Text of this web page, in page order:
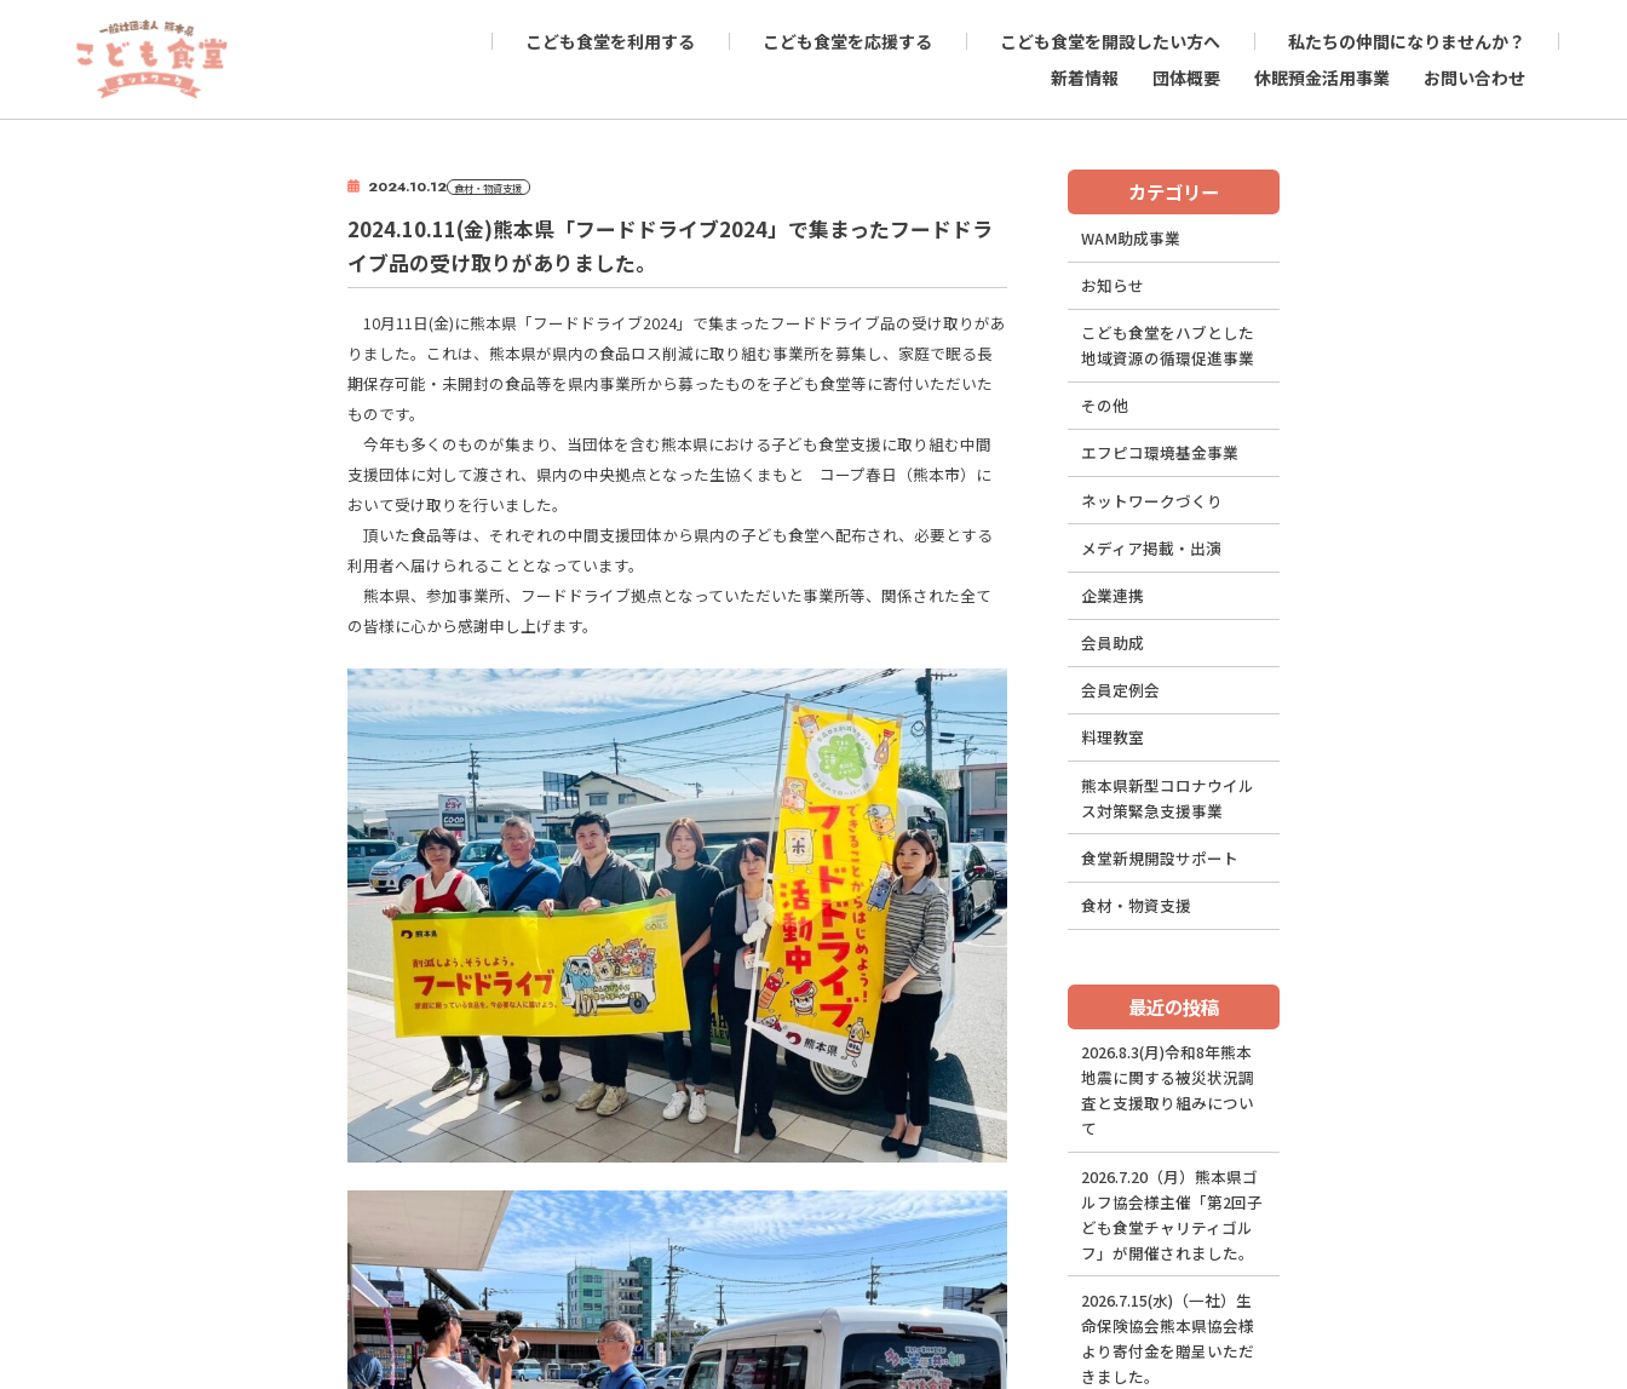
こども食堂を利用する こども食堂を応援する こども食堂を開設したい方へ
私たちの仲間になりませんか？
新着情報
団体概要 休眠預金活用事業 お問い合わせ
2024.10.12 食材・物資支援
2024.10.11(金)熊本県「フードドライブ2024」で集まったフードドラ
イブ品の受け取りがありました。
10月11日(金)に熊本県「フードドライブ2024」で集まったフードドライブ品の受け取りがあ
りました。これは、熊本県が県内の食品ロス削減に取り組む事業所を募集し、家庭で眠る長
期保存可能・未開封の食品等を県内事業所から募ったものを子ども食堂等に寄付いただいた
ものです。
今年も多くのものが集まり、当団体を含む熊本県における子ども食堂支援に取り組む中間
支援団体に対して渡され、県内の中央拠点となった生協くまもと コープ春日（熊本市）に
おいて受け取りを行いました。
頂いた食品等は、それぞれの中間支援団体から県内の子ども食堂へ配布され、必要とする
利用者へ届けられることとなっています。
熊本県、参加事業所、フードドライブ拠点となっていただいた事業所等、関係された全て
の皆様に心から感謝申し上げます。
カテゴリー
WAM助成事業
お知らせ
こども食堂をハブとした
地域資源の循環促進事業
その他
エフピコ環境基金事業
ネットワークづくり
メディア掲載・出演
企業連携
会員助成
会員定例会
料理教室
熊本県新型コロナウイル
ス対策緊急支援事業
食堂新規開設サポート
食材・物資支援
最近の投稿
2026.8.3(月)令和8年熊本
地震に関する被災状況調
査と支援取り組みについ
て
2026.7.20（月）熊本県ゴ
ルフ協会様主催「第2回子
ども食堂チャリティゴル
フ」が開催されました。
2026.7.15(水)（一社）生
命保険協会熊本県協会様
より寄付金を贈呈いただ
きました。